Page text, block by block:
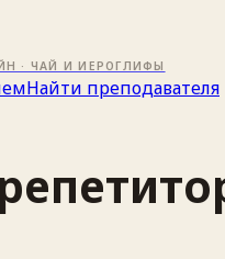
· ЧАЙ И ИЕРОГЛИФЫ
Найти преподавателя